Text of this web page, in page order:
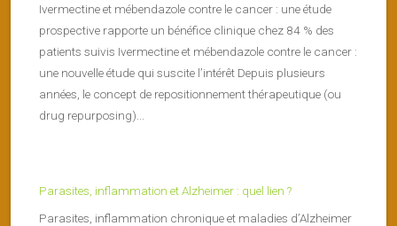
Ivermectine et mébendazole contre le cancer : une étude
prospective rapporte un bénéfice clinique chez 84 % des
patients suivis Ivermectine et mébendazole contre le cancer :
une nouvelle étude qui suscite l’intérêt Depuis plusieurs
années, le concept de repositionnement thérapeutique (ou
drug repurposing)...
Parasites, inflammation et Alzheimer : quel lien ?
Parasites, inflammation chronique et maladies d’Alzheimer